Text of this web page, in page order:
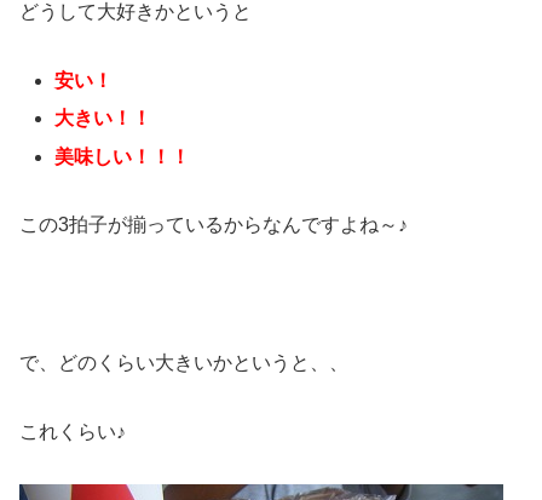
どうして大好きかというと
安い！
大きい！！
美味しい！！！
この3拍子が揃っているからなんですよね～♪
で、どのくらい大きいかというと、、
これくらい♪